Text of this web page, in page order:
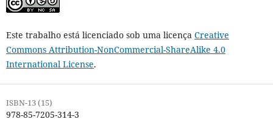
Este trabalho está licenciado sob uma licença Creative
Commons Attribution-NonCommercial-ShareAlike 4.0
International License.
ISBN-13 (15)
978-85-7205-314-3